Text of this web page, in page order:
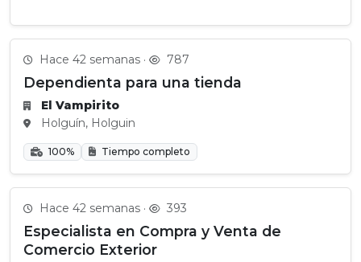
Hace 42 semanas · 787
Dependienta para una tienda
El Vampirito
Holguín, Holguin
100% Tiempo completo
Hace 42 semanas · 393
Especialista en Compra y Venta de
Comercio Exterior